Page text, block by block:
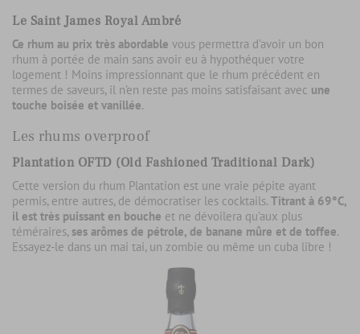
Le Saint James Royal Ambré
Ce rhum au prix très abordable vous permettra d’avoir un bon
rhum à portée de main sans avoir eu à hypothéquer votre
logement ! Moins impressionnant que le rhum précédent en
termes de saveurs, il n’en reste pas moins satisfaisant avec une
touche boisée et vanillée.
Les rhums overproof
Plantation OFTD (Old Fashioned Traditional Dark)
Cette version du rhum Plantation est une vraie pépite ayant
permis, entre autres, de démocratiser les cocktails. Titrant à 69°C,
il est très puissant en bouche et ne dévoilera qu’aux plus
téméraires, ses arômes de pétrole, de banane mûre et de toffee.
Essayez-le dans un mai tai, un zombie ou même un cuba libre !